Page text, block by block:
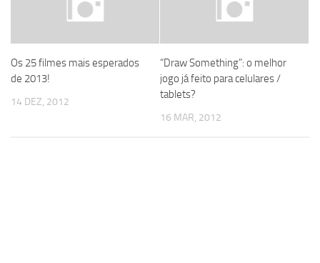
Os 25 filmes mais esperados
de 2013!
14 DEZ, 2012
“Draw Something”: o melhor
jogo já feito para celulares /
tablets?
16 MAR, 2012